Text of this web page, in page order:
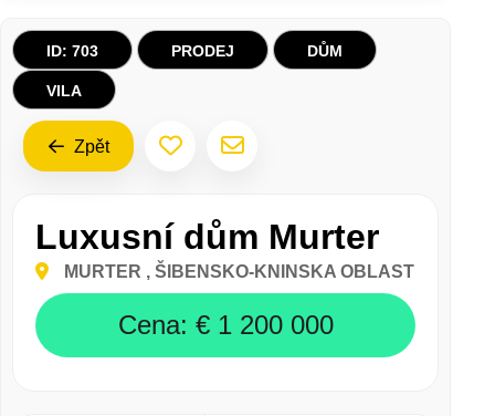
ID: 703 PRODEJ DŮM
VILA
Zpět
Luxusní dům Murter
MURTER , ŠIBENSKO-KNINSKA OBLAST
Cena: € 1 200 000